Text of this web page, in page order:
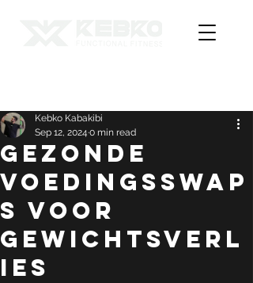
Gezonde
voedingsswap
s voor
gewichtsverl
ies
Kebko Kabakibi
Sep 12, 2024 0 min read